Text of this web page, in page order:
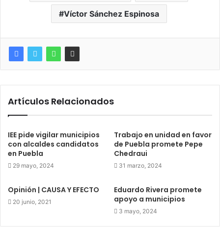
Víctor Sánchez Espinosa
Artículos Relacionados
IEE pide vigilar municipios
con alcaldes candidatos
en Puebla
29 mayo, 2024
Trabajo en unidad en favor
de Puebla promete Pepe
Chedraui
31 marzo, 2024
Opinión | CAUSA Y EFECTO
20 junio, 2021
Eduardo Rivera promete
apoyo a municipios
3 mayo, 2024